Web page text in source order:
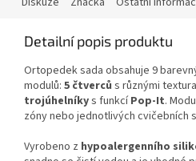
Detailní popis produktu
Ortopedek sada obsahuje 9
modulů: 5 čtverců s různými
trojúhelníkys funkcíPop-It.
zóny nebo jednotlivých
Vyrobeno z hypoalergenního